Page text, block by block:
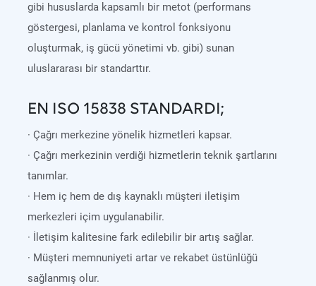
gibi hususlarda kapsamlı bir metot (performans
göstergesi, planlama ve kontrol fonksiyonu
oluşturmak, iş gücü yönetimi vb. gibi) sunan
uluslararası bir standarttır.
EN ISO 15838 STANDARDI;
· Çağrı merkezine yönelik hizmetleri kapsar.
· Çağrı merkezinin verdiği hizmetlerin teknik şartlarını
tanımlar.
· Hem iç hem de dış kaynaklı müşteri iletişim
merkezleri içim uygulanabilir.
· İletişim kalitesine fark edilebilir bir artış sağlar.
· Müşteri memnuniyeti artar ve rekabet üstünlüğü
sağlanmış olur.